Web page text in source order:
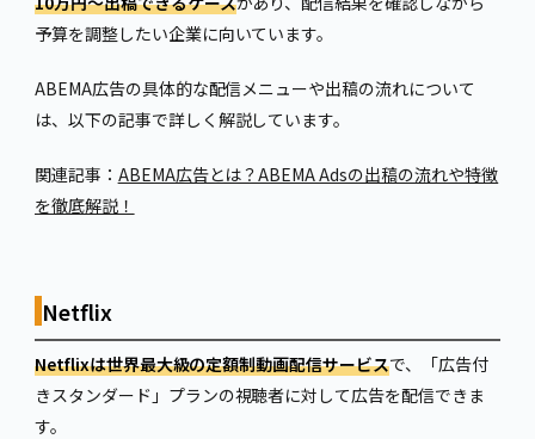
予算を調整したい企業に向いています。
ABEMA広告の具体的な配信メニューや出稿の流れについて
は、以下の記事で詳しく解説しています。
関連記事： ABEMA広告とは？ABEMA Adsの出稿の流れや特徴
を徹底解説！
Netflix
Netflixは世界最大級の定額制動画配信サービスで、「広告付
きスタンダード」プランの視聴者に対して広告を配信できま
す。